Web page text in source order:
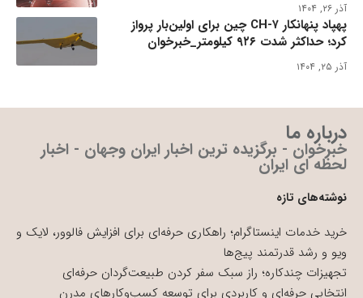
آذر ۲۶, ۱۴۰۴
پهپاد پنهانکار CH-۷ چین برای اولین‌بار پرواز
کرد؛ حداکثر شدت ۹۲۶ کیلومتر_خبرخوان
آذر ۲۵, ۱۴۰۴
درباره ما
خبرخوان - برگزیده ترین اخبار ایران وجهان - اخبار
لحظه ای ایران
نوشته‌های تازه
خرید خدمات اینستاگرام؛ راهکاری حرفه‌ای برای افزایش فالوور، لایک و
ویو و رشد قدرتمند پیج‌ها
تجهیزات چندکاره؛ راز سبک سفر کردن طبیعت‌گردان حرفه‌ای
انتخابی حرفه‌ای و کاربردی برای توسعه کسب‌وکارهای مدرن